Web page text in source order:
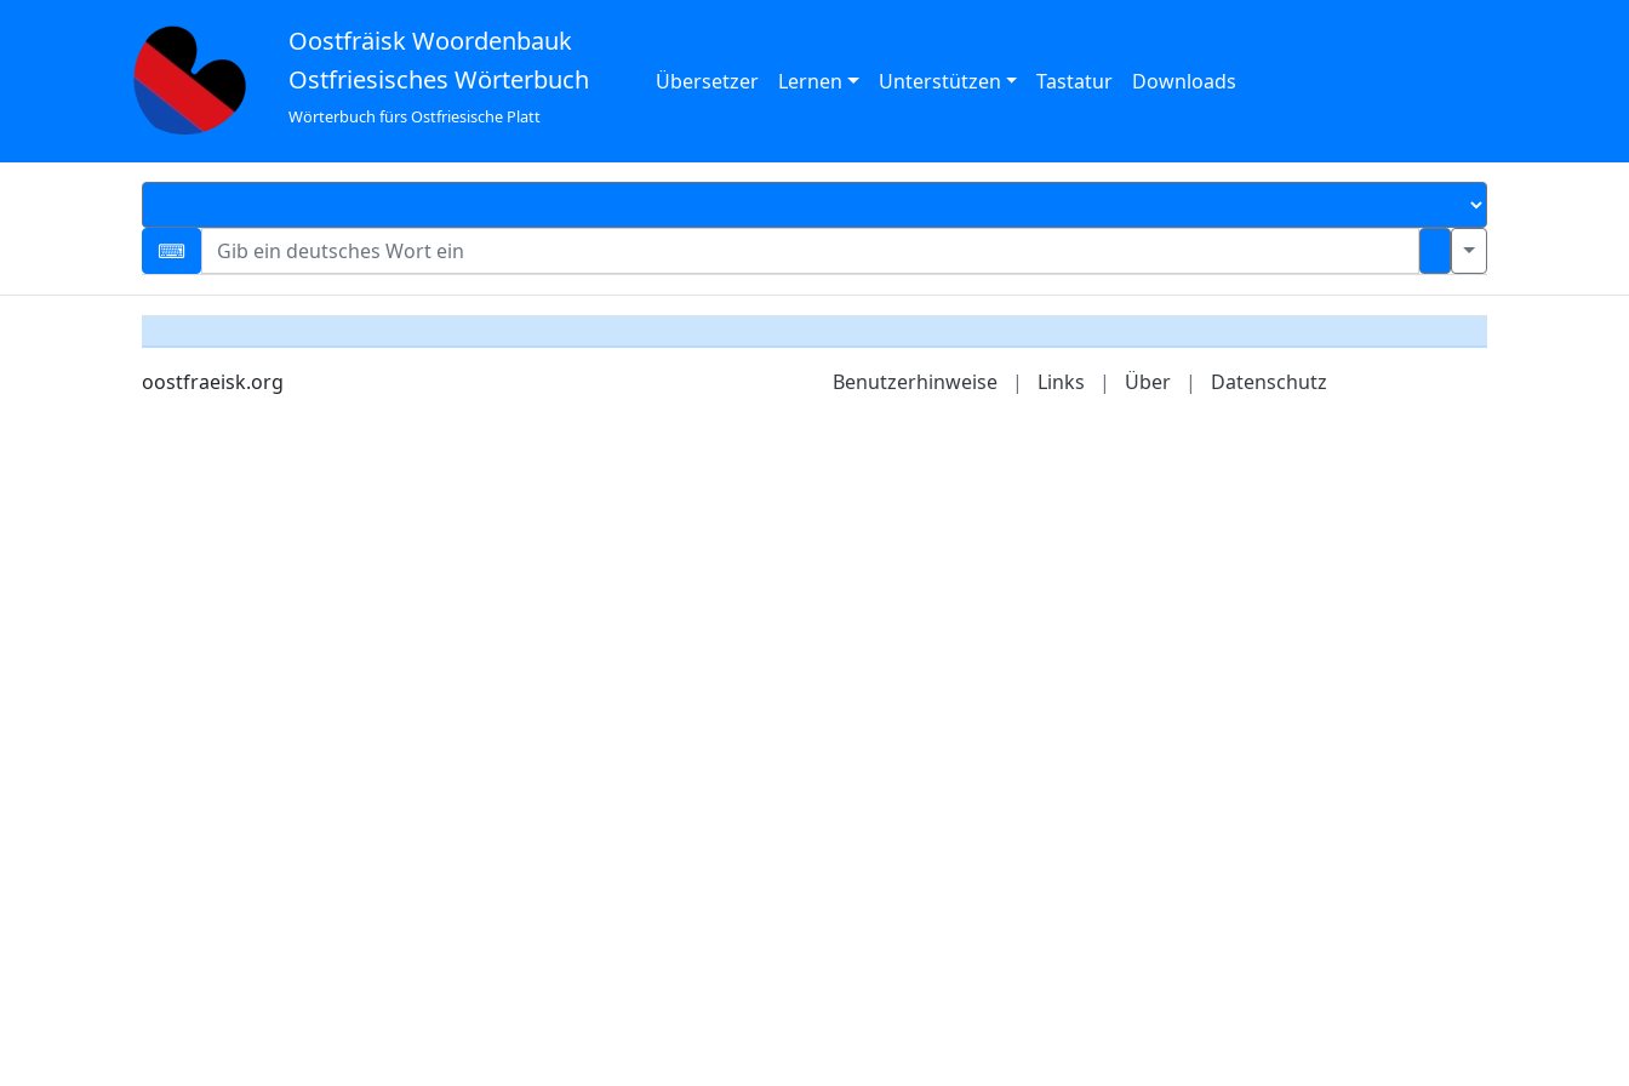
Oostfräisk Woordenbauk
Ostfriesisches Wörterbuch
Wörterbuch fürs Ostfriesische Platt
Übersetzer Lernen Unterstützen Tastatur Downloads
oostfraeisk.org Benutzerhinweise | Links | Über | Datenschutz